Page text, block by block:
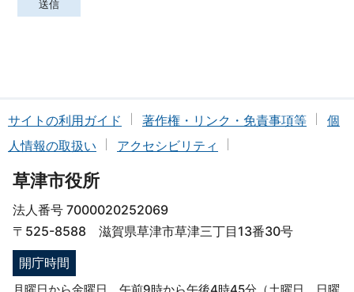
サイトの利用ガイド 著作権・リンク・免責事項等
個
人情報の取扱い
アクセシビリティ
草津市役所
法人番号 7000020252069
〒525-8588 滋賀県草津市草津三丁目13番30号
開庁時間